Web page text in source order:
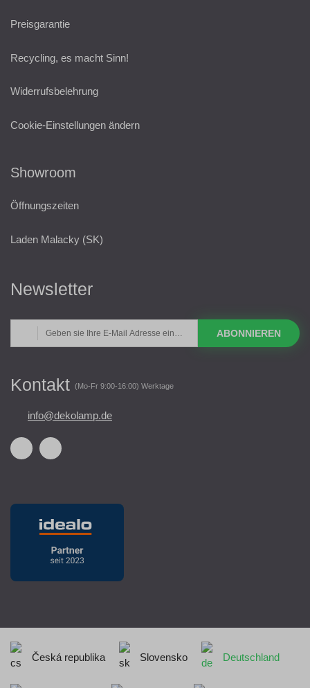
Preisgarantie
Recycling, es macht Sinn!
Widerrufsbelehrung
Cookie-Einstellungen ändern
Showroom
Öffnungszeiten
Laden Malacky (SK)
Newsletter
ABONNIEREN
Kontakt (Mo-Fr 9:00-16:00) Werktage
info@dekolamp.de
Česká republika Slovensko Deutschland